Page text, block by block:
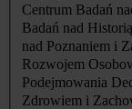
Centrum Badań
Badań nad
nad Poznaniem i
Rozwojem
Podejmowania
Zdrowiem i